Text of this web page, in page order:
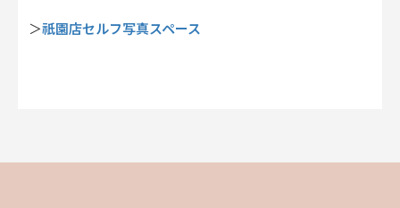
＞祇園店セルフ写真スペース